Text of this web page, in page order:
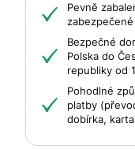
Pevně
Bezpečné
Polska do
republiky od
Pohodlné
platby
dobírka,